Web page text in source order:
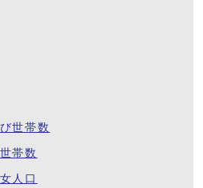
世帯数
帯数
人口